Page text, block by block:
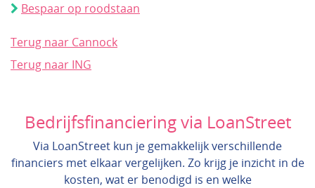
Bespaar op roodstaan
Terug naar Cannock
Terug naar ING
Bedrijfsfinanciering via LoanStreet
Via LoanStreet kun je gemakkelijk verschillende
financiers met elkaar vergelijken. Zo krijg je inzicht in de
kosten, wat er benodigd is en welke